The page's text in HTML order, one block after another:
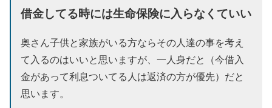
借金してる時には生命保険に入らなくていい
奥さん子供と家族がいる方ならその人達の事を考え
て入るのはいいと思いますが、一人身だと（今借入
金があって利息ついてる人は返済の方が優先）だと
思います。